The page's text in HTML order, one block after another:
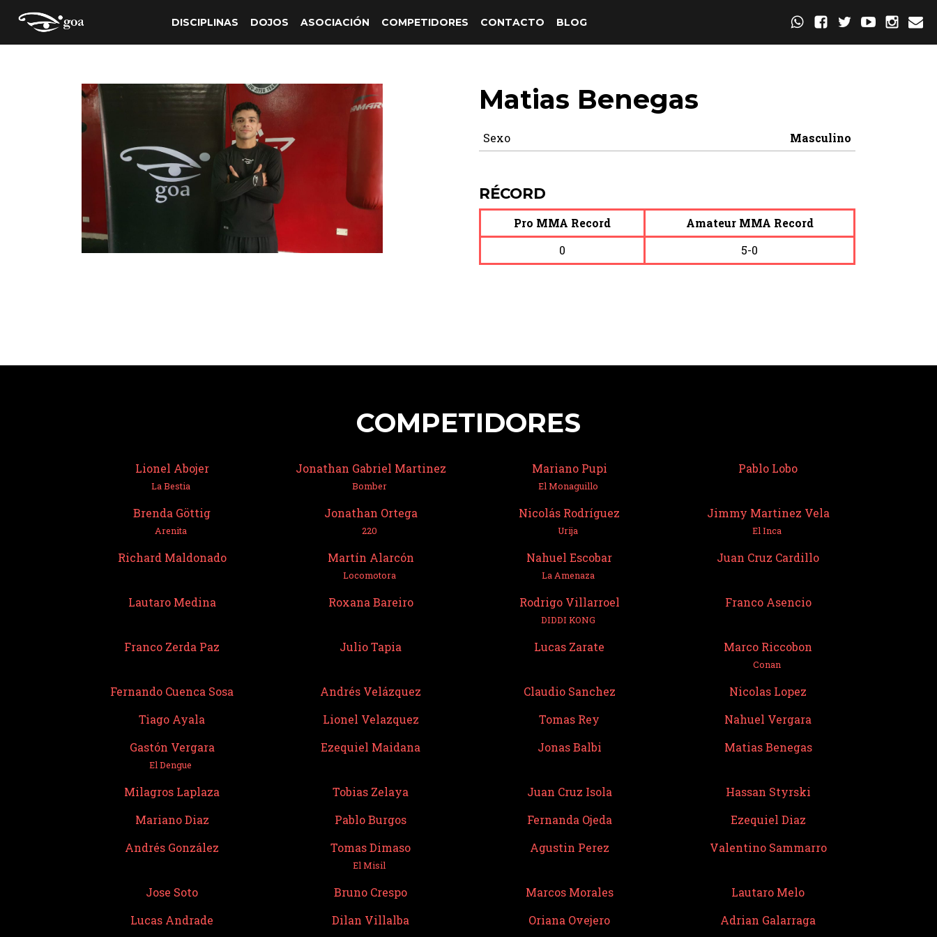
DISCIPLINAS DOJOS ASOCIACIÓN COMPETIDORES CONTACTO BLOG
Matias Benegas
Sexo Masculino
RÉCORD
Pro MMA Record
Amateur MMA Record
0
5-0
COMPETIDORES
Lionel Abojer
La Bestia
Jonathan Gabriel Martinez
Bomber
Mariano Pupi
El Monaguillo
Pablo Lobo
Brenda Göttig
Arenita
Jonathan Ortega
220
Nicolás Rodríguez
Urija
Jimmy Martinez Vela
El Inca
Richard Maldonado Martín Alarcón
Locomotora
Nahuel Escobar
La Amenaza
Juan Cruz Cardillo
Lautaro Medina Roxana Bareiro Rodrigo Villarroel
DIDDI KONG
Franco Asencio
Franco Zerda Paz Julio Tapia Lucas Zarate Marco Riccobon
Conan
Fernando Cuenca Sosa Andrés Velázquez Claudio Sanchez
Nicolas Lopez
Tiago Ayala
Lionel Velazquez Tomas Rey
Nahuel Vergara
Gastón Vergara
El Dengue
Ezequiel Maidana Jonas Balbi Matias Benegas
Milagros Laplaza Tobias Zelaya Juan Cruz Isola
Hassan Styrski
Mariano Diaz
Pablo Burgos Fernanda Ojeda
Ezequiel Diaz
Andrés González
Tomas Dimaso
El Misil
Agustin Perez Valentino Sammarro
Jose Soto Bruno Crespo Marcos Morales
Lautaro Melo
Lucas Andrade
Dilan Villalba Oriana Ovejero Adrian Galarraga